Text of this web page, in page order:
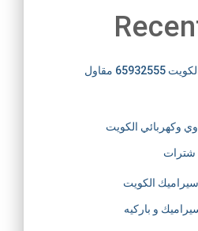
فني قص خرسانة الكويت 65932555 مقاول
وكهربائي الكويت
الكويت